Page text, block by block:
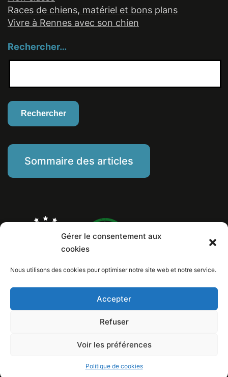
Gérer le consentement aux
cookies
Nous utilisons des cookies pour optimiser notre site web et notre service.
Accepter
Refuser
Voir les préférences
Politique de cookies
Races de chiens, matériel et bons plans
Vivre à Rennes avec son chien
Rechercher…
Sommaire des articles
Numéro de Siret: 799 260 146 00029
Copyright © 2026 Au poil dans mes pattes! / Design et conception internet: